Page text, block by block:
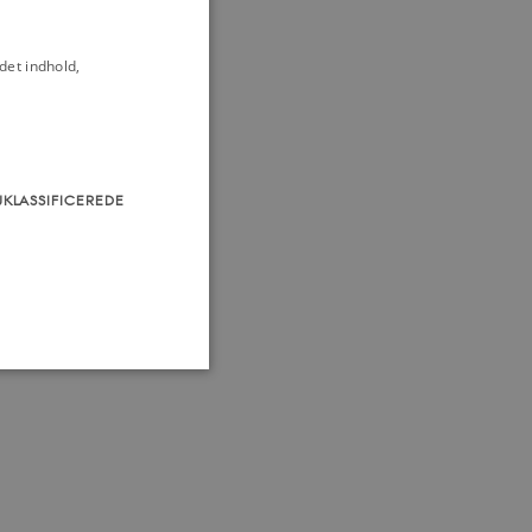
22. marts
indhold,